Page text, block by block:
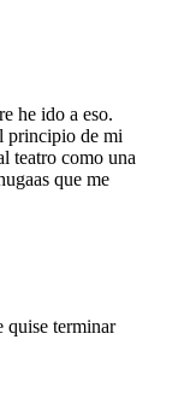
he ido a eso.
principio de mi
teatro como una
que me
quise terminar